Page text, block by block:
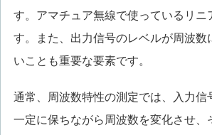
す。アマチュア無線で使っているリニ
す。また、出力信号のレベルが周波数
いことも重要な要素です。
通常、周波数特性の測定では、入力信
一定に保ちながら周波数を変化させ、